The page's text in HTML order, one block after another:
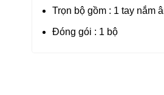
Trọn bộ gồm : 1 tay nắm
Đóng gói : 1 bộ